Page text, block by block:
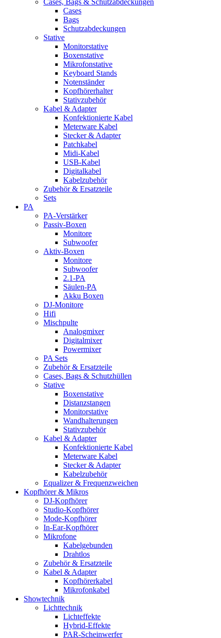
Cases, Bags & Schutzabdeckungen
Cases
Bags
Schutzabdeckungen
Stative
Monitorstative
Boxenstative
Mikrofonstative
Keyboard Stands
Notenständer
Kopfhörerhalter
Stativzubehör
Kabel & Adapter
Konfektionierte Kabel
Meterware Kabel
Stecker & Adapter
Patchkabel
Midi-Kabel
USB-Kabel
Digitalkabel
Kabelzubehör
Zubehör & Ersatzteile
Sets
PA
PA-Verstärker
Passiv-Boxen
Monitore
Subwoofer
Aktiv-Boxen
Monitore
Subwoofer
2.1-PA
Säulen-PA
Akku Boxen
DJ-Monitore
Hifi
Mischpulte
Analogmixer
Digitalmixer
Powermixer
PA Sets
Zubehör & Ersatzteile
Cases, Bags & Schutzhüllen
Stative
Boxenstative
Distanzstangen
Monitorstative
Wandhalterungen
Stativzubehör
Kabel & Adapter
Konfektionierte Kabel
Meterware Kabel
Stecker & Adapter
Kabelzubehör
Equalizer & Frequenzweichen
Kopfhörer & Mikros
DJ-Kopfhörer
Studio-Kopfhörer
Mode-Kopfhörer
In-Ear-Kopfhörer
Mikrofone
Kabelgebunden
Drahtlos
Zubehör & Ersatzteile
Kabel & Adapter
Kopfhörerkabel
Mikrofonkabel
Showtechnik
Lichttechnik
Lichteffekte
Hybrid-Effekte
PAR-Scheinwerfer